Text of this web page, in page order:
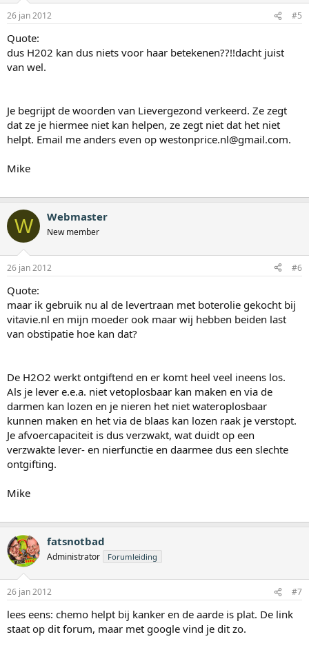
26 jan 2012 #5
Quote:
dus H202 kan dus niets voor haar betekenen??!!dacht juist
van wel.
Je begrijpt de woorden van Lievergezond verkeerd. Ze zegt
dat ze je hiermee niet kan helpen, ze zegt niet dat het niet
helpt. Email me anders even op westonprice.nl@gmail.com.
Mike
W Webmaster
New member
26 jan 2012 #6
Quote:
maar ik gebruik nu al de levertraan met boterolie gekocht bij
vitavie.nl en mijn moeder ook maar wij hebben beiden last
van obstipatie hoe kan dat?
De H2O2 werkt ontgiftend en er komt heel veel ineens los.
Als je lever e.e.a. niet vetoplosbaar kan maken en via de
darmen kan lozen en je nieren het niet wateroplosbaar
kunnen maken en het via de blaas kan lozen raak je verstopt.
Je afvoercapaciteit is dus verzwakt, wat duidt op een
verzwakte lever- en nierfunctie en daarmee dus een slechte
ontgifting.
Mike
fatsnotbad
Administrator Forumleiding
26 jan 2012 #7
lees eens: chemo helpt bij kanker en de aarde is plat. De link
staat op dit forum, maar met google vind je dit zo.